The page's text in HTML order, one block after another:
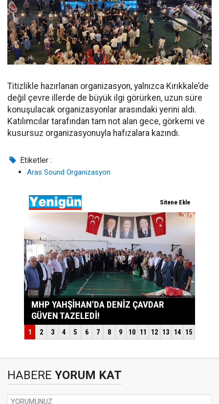
Titizlikle hazırlanan organizasyon, yalnızca Kırıkkale’de
değil çevre illerde de büyük ilgi görürken, uzun süre
konuşulacak organizasyonlar arasındaki yerini aldı.
Katılımcılar tarafından tam not alan gece, görkemi ve
kusursuz organizasyonuyla hafızalara kazındı.
Etiketler :
Aras Sound Organizasyon
HABERE YORUM KAT